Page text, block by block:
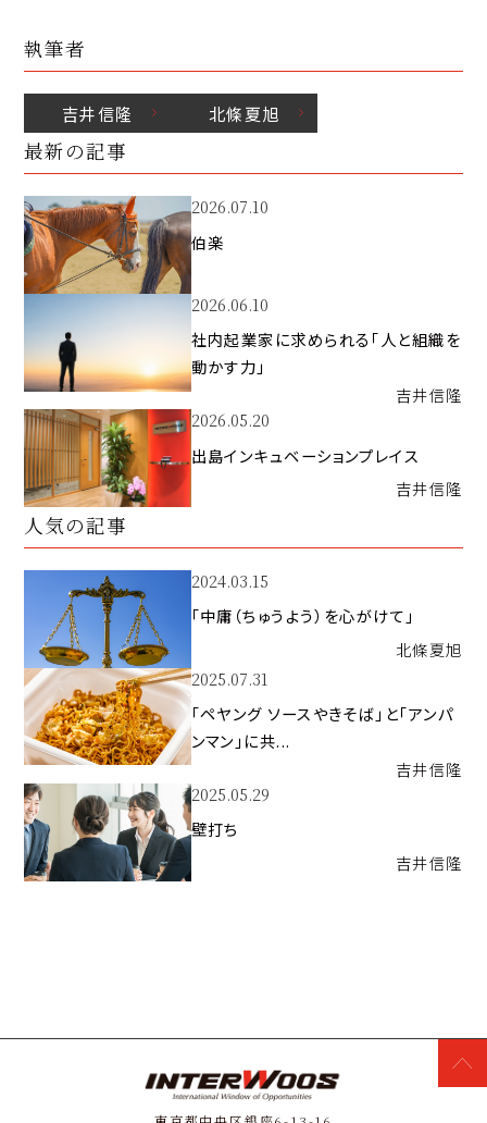
執筆者
吉井信隆 北條夏旭
最新の記事
2026.07.10
伯楽
2026.06.10
社内起業家に求められる「人と組織を
動かす力」
吉井信隆
2026.05.20
出島インキュベーションプレイス
吉井信隆
人気の記事
2024.03.15
「中庸（ちゅうよう）を心がけて」
北條夏旭
2025.07.31
「ペヤング ソースやきそば」と「アンパ
ンマン」に共...
吉井信隆
2025.05.29
壁打ち
吉井信隆